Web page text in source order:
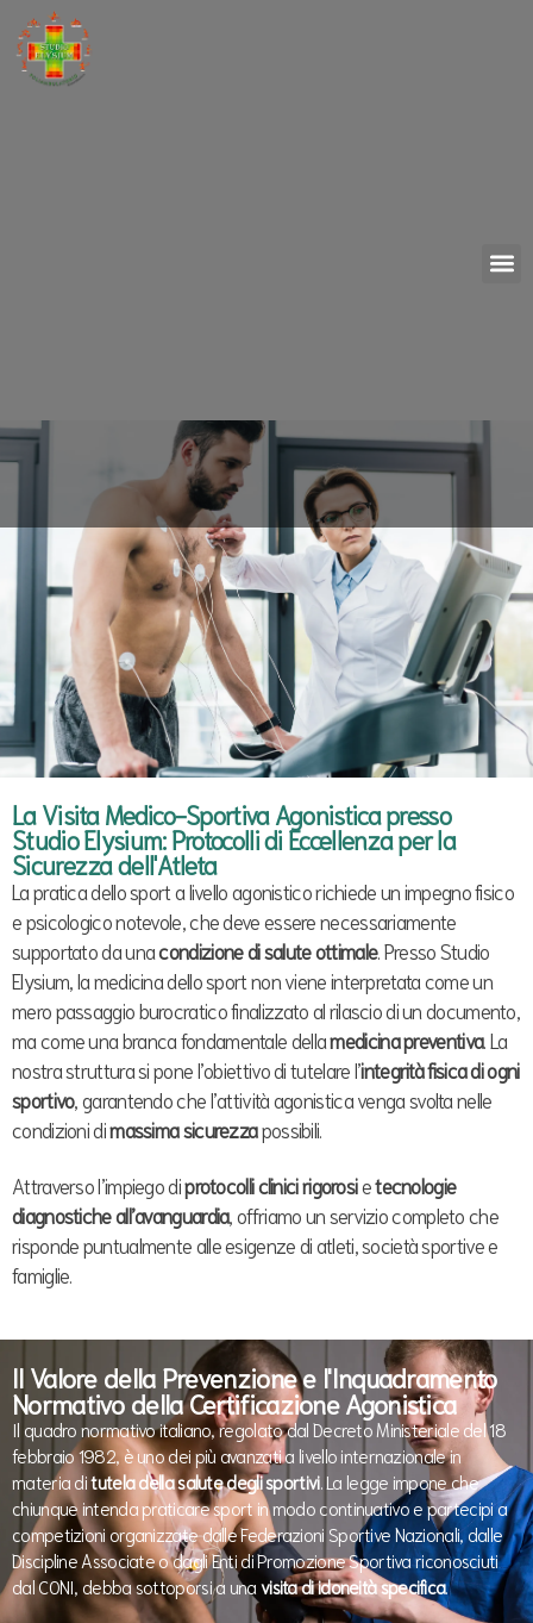
La Visita Medico-Sportiva Agonistica presso
Studio Elysium: Protocolli di Eccellenza per la
Sicurezza dell'Atleta
La pratica dello sport a livello agonistico richiede un impegno fisico
e psicologico notevole, che deve essere necessariamente
supportato da unacondizione di salute ottimale. Presso Studio
Elysium, la medicina dello sport non viene interpretata come un
mero passaggio burocratico finalizzato al rilascio di un documento,
ma come una branca fondamentale dellamedicina preventiva. La
nostra struttura si pone l’obiettivo di tutelare l’integrità fisica di ogni
sportivo, garantendo che l’attività agonistica venga svolta nelle
condizioni dimassima sicurezzapossibili.
Attraverso l’impiego diprotocolli clinici rigorosietecnologie
diagnostiche all’avanguardia, offriamo un servizio completo che
risponde puntualmente alle esigenze di atleti, società sportive e
famiglie.
Il Valore della Prevenzione e l'Inquadramento
Normativo della Certificazione Agonistica
Il quadro normativo italiano, regolato dal Decreto Ministeriale del 18
febbraio 1982, è uno dei più avanzati a livello internazionale in
materia ditutela della salute degli sportivi. La legge impone che
chiunque intenda praticare sport in modo continuativo e partecipi a
competizioni organizzate dalle Federazioni Sportive Nazionali, dalle
Discipline Associate o dagli Enti di Promozione Sportiva riconosciuti
dal CONI, debba sottoporsi a una visita di idoneità specifica.